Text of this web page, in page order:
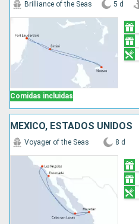
Comidas incluidas
Brilliance of the Seas 5 d
MÉXICO, ESTADOS UNIDOS
Voyager of the Seas 8 d